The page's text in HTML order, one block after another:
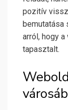
pozitív
arról, hogy
tapasztalt.